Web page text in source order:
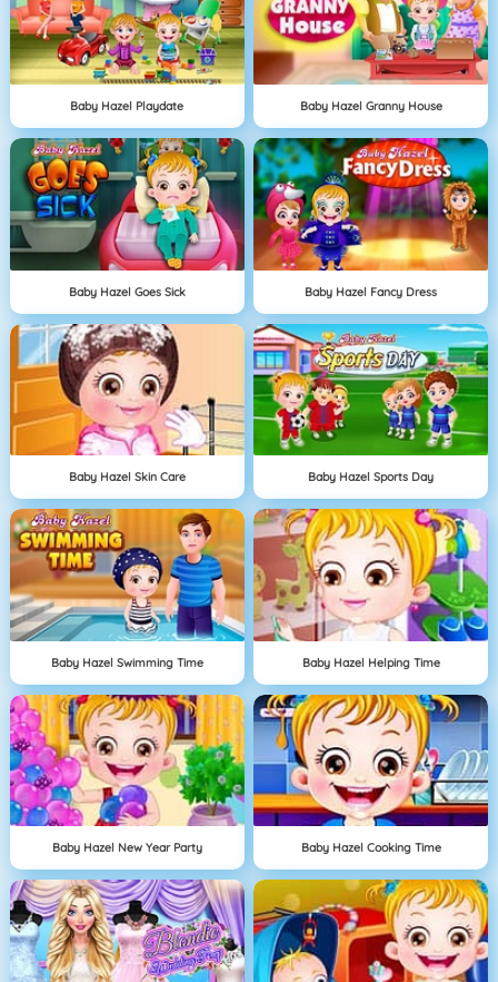
Baby Hazel Playdate Baby Hazel Granny House
Baby Hazel Goes Sick Baby Hazel Fancy Dress
Baby Hazel Skin Care Baby Hazel Sports Day
Baby Hazel Swimming Time Baby Hazel Helping Time
Baby Hazel New Year Party Baby Hazel Cooking Time